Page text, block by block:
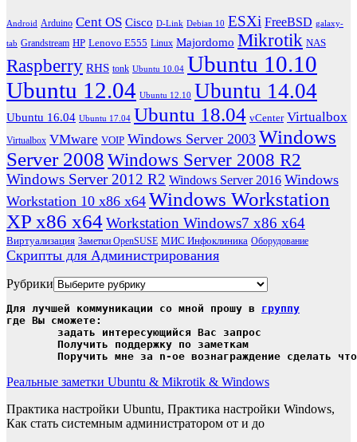
Android Arduino Cent OS Cisco D-Link Debian 10 ESXi FreeBSD galaxy-
tab Grandstream HP Lenovo E555 Linux Majordomo Mikrotik NAS
Raspberry RHS tonk Ubuntu 10.04 Ubuntu 10.10
Ubuntu 12.04 Ubuntu 12.10 Ubuntu 14.04
Ubuntu 16.04 Ubuntu 17.04 Ubuntu 18.04 vCenter Virtualbox
Virtualbox VMware VOIP Windows Server 2003 Windows
Server 2008 Windows Server 2008 R2
Windows Server 2012 R2 Windows Server 2016 Windows
Workstation 10 x86 x64 Windows Workstation
XP x86 x64Workstation Windows7 x86 x64
Виртуализация Заметки OpenSUSE МИС Инфоклиника Оборудование
Скрипты для Администрирования
Рубрики
Для лучшей коммуникации со мной прошу в группу
где Вы сможете:
Поручить мне за n-ое вознаграждение сделать
Реальные заметки Ubuntu & Mikrotik & Windows
Практика настройки Ubuntu, Практика настройки Windows,
Как стать системным администратором от и до